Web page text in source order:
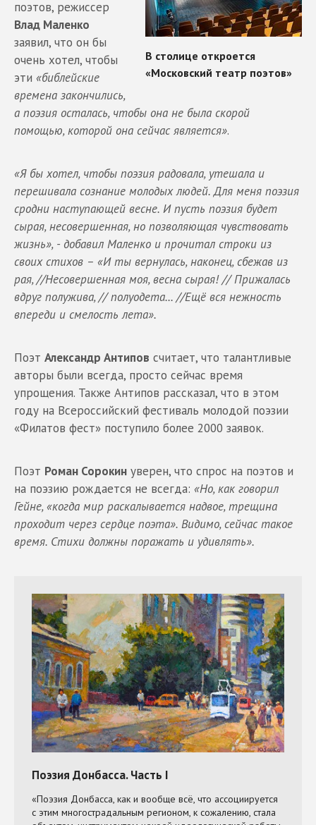
поэтов, режиссер
Влад Маленко
заявил, что он бы
очень хотел, чтобы
эти «библейские
времена закончились,
а поэзия осталась, чтобы она не была скорой
помощью, которой она сейчас является».
«Я бы хотел, чтобы поэзия радовала, утешала и
перешивала сознание молодых людей. Для меня поэзия
сродни наступающей весне. И пусть поэзия будет
сырая, несовершенная, но позволяющая чувствовать
жизнь», - добавил Маленко и прочитал строки из
своих стихов – «И ты вернулась, наконец, сбежав из
рая, //Несовершенная моя, весна сырая! // Прижалась
вдруг полужива, // полуодета... //Ещё вся нежность
впереди и смелость лета».
Поэт Александр Антипов считает, что талантливые
авторы были всегда, просто сейчас время
упрощения. Также Антипов рассказал, что в этом
году на Всероссийский фестиваль молодой поэзии
«Филатов фест» поступило более 2000 заявок.
Поэт Роман Сорокин уверен, что спрос на поэтов и
на поэзию рождается не всегда: «Но, как говорил
Гейне, «когда мир раскалывается надвое, трещина
проходит через сердце поэта». Видимо, сейчас такое
время. Стихи должны поражать и удивлять».